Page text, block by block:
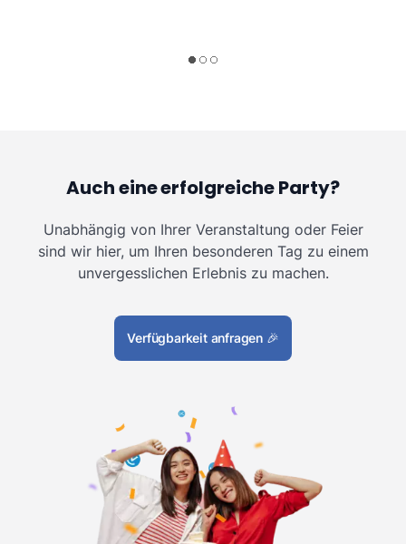
Auch eine erfolgreiche Party?
Unabhängig von Ihrer Veranstaltung oder Feier
sind wir hier, um Ihren besonderen Tag zu einem
unvergesslichen Erlebnis zu machen.
Verfügbarkeit anfragen 🎉